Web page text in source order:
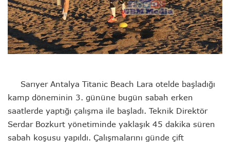
Sarıyer Antalya Titanic Beach Lara otelde başladığı
kamp döneminin 3. gününe bugün sabah erken
saatlerde yaptığı çalışma ile başladı. Teknik Direktör
Serdar Bozkurt yönetiminde yaklaşık 45 dakika süren
sabah koşusu yapıldı. Çalışmalarını günde çift